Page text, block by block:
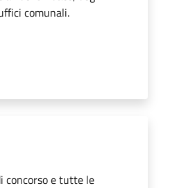
comunali.
concorso e tutte le